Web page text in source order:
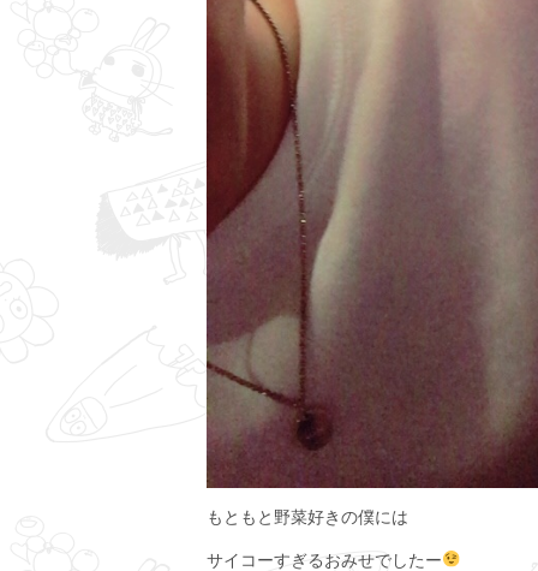
もともと野菜好きの僕には
サイコーすぎるおみせでしたー